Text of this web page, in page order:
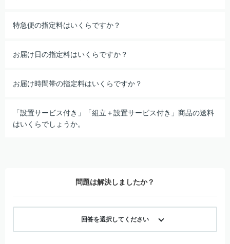
特急便の指定料はいくらですか？
お届け日の指定料はいくらですか？
お届け時間帯の指定料はいくらですか？
「設置サービス付き」「組立＋設置サービス付き」商品の送料
はいくらでしょうか。
問題は解決しましたか？
回答を選択してください